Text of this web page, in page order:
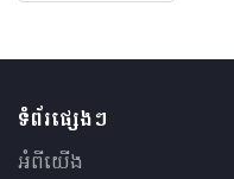
ទំព័រផ្សេងៗ
អំពីយើង